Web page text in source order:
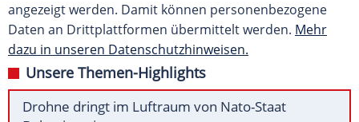
angezeigt werden. Damit können personenbezogene
Daten an Drittplattformen übermittelt werden. Mehr
dazu in unseren Datenschutzhinweisen.
Unsere Themen-Highlights
Drohne dringt im Luftraum von Nato-Staat